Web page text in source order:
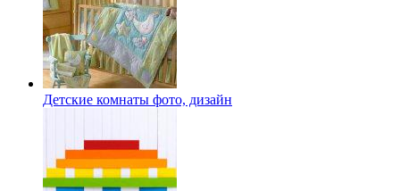
Детские комнаты фото, дизайн